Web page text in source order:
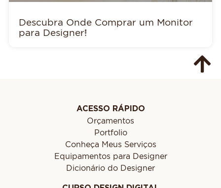
Descubra Onde Comprar um Monitor
para Designer!
ACESSO RÁPIDO
Orçamentos
Portfolio
Conheça Meus Serviços
Equipamentos para Designer
Dicionário do Designer